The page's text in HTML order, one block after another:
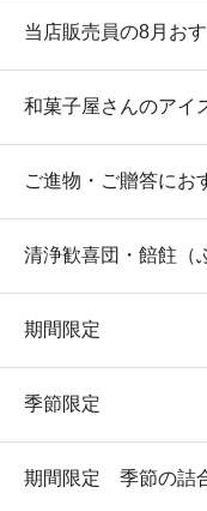
当店販売員の8月お
和菓子屋さんのアイ
ご進物・ご贈答にお
清浄歓喜団・餢飳（
期間限定
季節限定
期間限定 季節の詰